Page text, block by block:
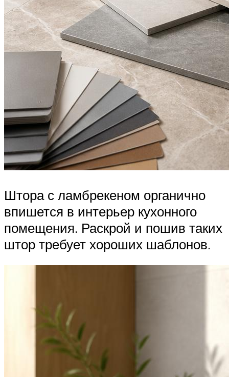
Штора с ламбрекеном органично
впишется в интерьер кухонного
помещения. Раскрой и пошив таких
штор требует хороших шаблонов.